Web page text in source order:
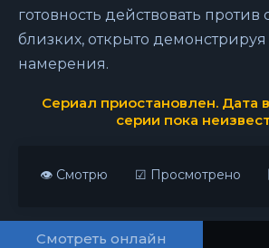
готовность действовать против
близких, открыто
намерения.
Сериал приостановлен. Дата
серии пока
👁 Смотрю ☑ Просмотрено
Смотреть онлайн